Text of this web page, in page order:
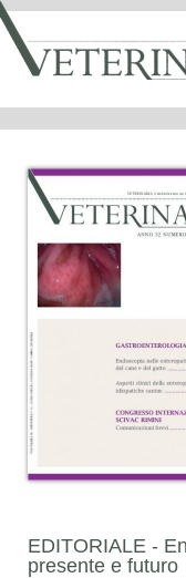
EDITORIALE -
presente e futuro